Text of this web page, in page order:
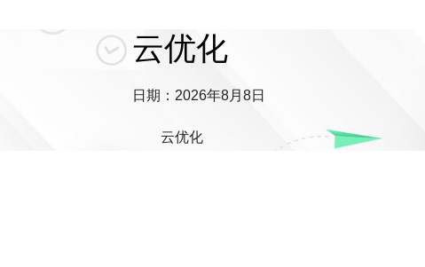
云优化
日期：2026年8月8日
云优化